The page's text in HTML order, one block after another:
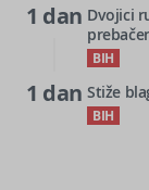
1 dan Dvojici
BIH
1 dan Stiže
BIH